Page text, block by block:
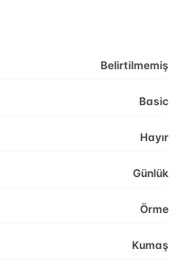
Belirtilmemiş
Basic
Hayır
Günlük
Örme
Kumaş